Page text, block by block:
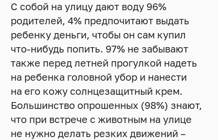
С собой на улицу дают воду 96%
родителей, 4% предпочитают выдать
ребенку деньги, чтобы он сам купил
что-нибудь попить. 97% не забывают
также перед летней прогулкой надеть
на ребенка головной убор и нанести
на его кожу солнцезащитный крем.
Большинство опрошенных (98%) знают,
что при встрече с животным на улице
не нужно делать резких движений –